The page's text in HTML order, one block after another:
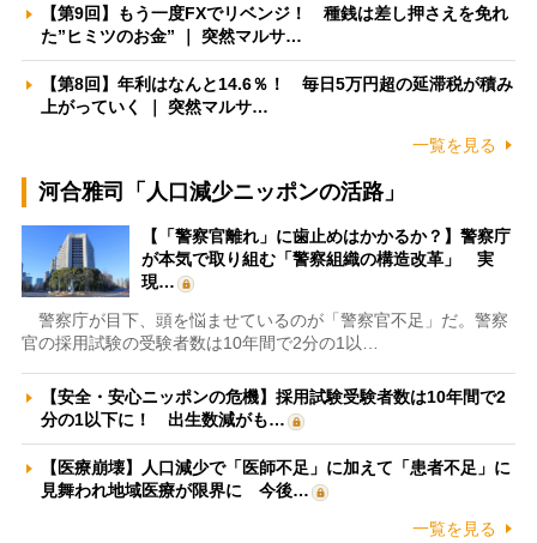
【第9回】もう一度FXでリベンジ！ 種銭は差し押さえを免れ
た”ヒミツのお金” ｜ 突然マルサ…
【第8回】年利はなんと14.6％！ 毎日5万円超の延滞税が積み
上がっていく ｜ 突然マルサ…
一覧を見る
河合雅司「人口減少ニッポンの活路」
【「警察官離れ」に歯止めはかかるか？】警察庁
が本気で取り組む「警察組織の構造改革」 実
現…
警察庁が目下、頭を悩ませているのが「警察官不足」だ。警察
官の採用試験の受験者数は10年間で2分の1以…
【安全・安心ニッポンの危機】採用試験受験者数は10年間で2
分の1以下に！ 出生数減がも…
【医療崩壊】人口減少で「医師不足」に加えて「患者不足」に
見舞われ地域医療が限界に 今後…
一覧を見る